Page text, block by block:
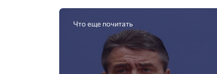
Что еще почитать